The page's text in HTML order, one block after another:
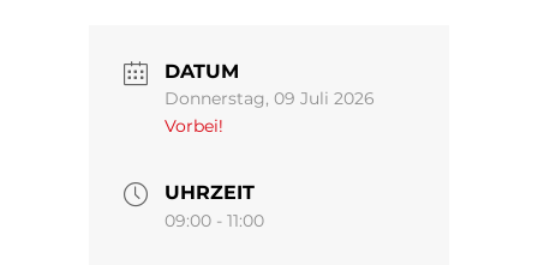
DATUM
Donnerstag, 09 Juli 2026
Vorbei!
UHRZEIT
09:00 - 11:00